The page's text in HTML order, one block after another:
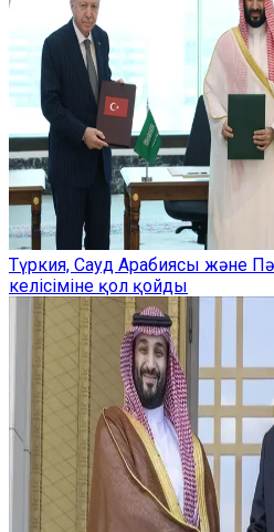
Түркия, Сауд Арабиясы және
келісіміне қол қойды